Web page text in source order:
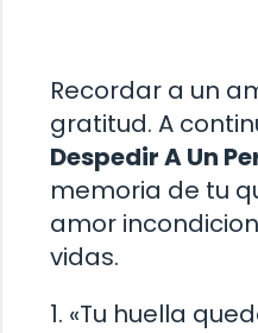
Recordar a un
gratitud. A
Despedir A Un
memoria de tu
amor
vidas.
1. «Tu huella